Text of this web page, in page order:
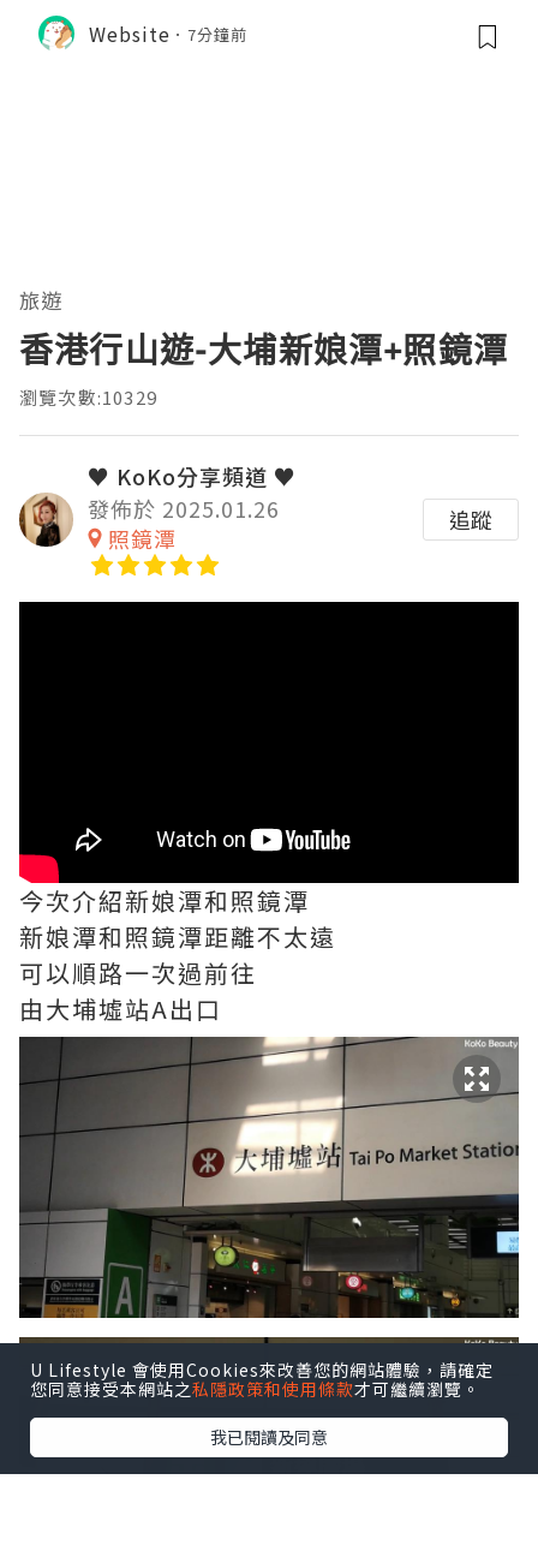
Website 7分鐘前
旅遊
香港行山遊-大埔新娘潭+照鏡潭
瀏覽次數:10329
♥ KoKo分享頻道 ♥
發佈於 2025.01.26
照鏡潭
追蹤
今次介紹新娘潭和照鏡潭
新娘潭和照鏡潭距離不太遠
可以順路一次過前往
由大埔墟站A出口
U Lifestyle 會使用Cookies來改善您的網站體驗，請確定
您同意接受本網站之私隱政策和使用條款才可繼續瀏覽。
我已閱讀及同意